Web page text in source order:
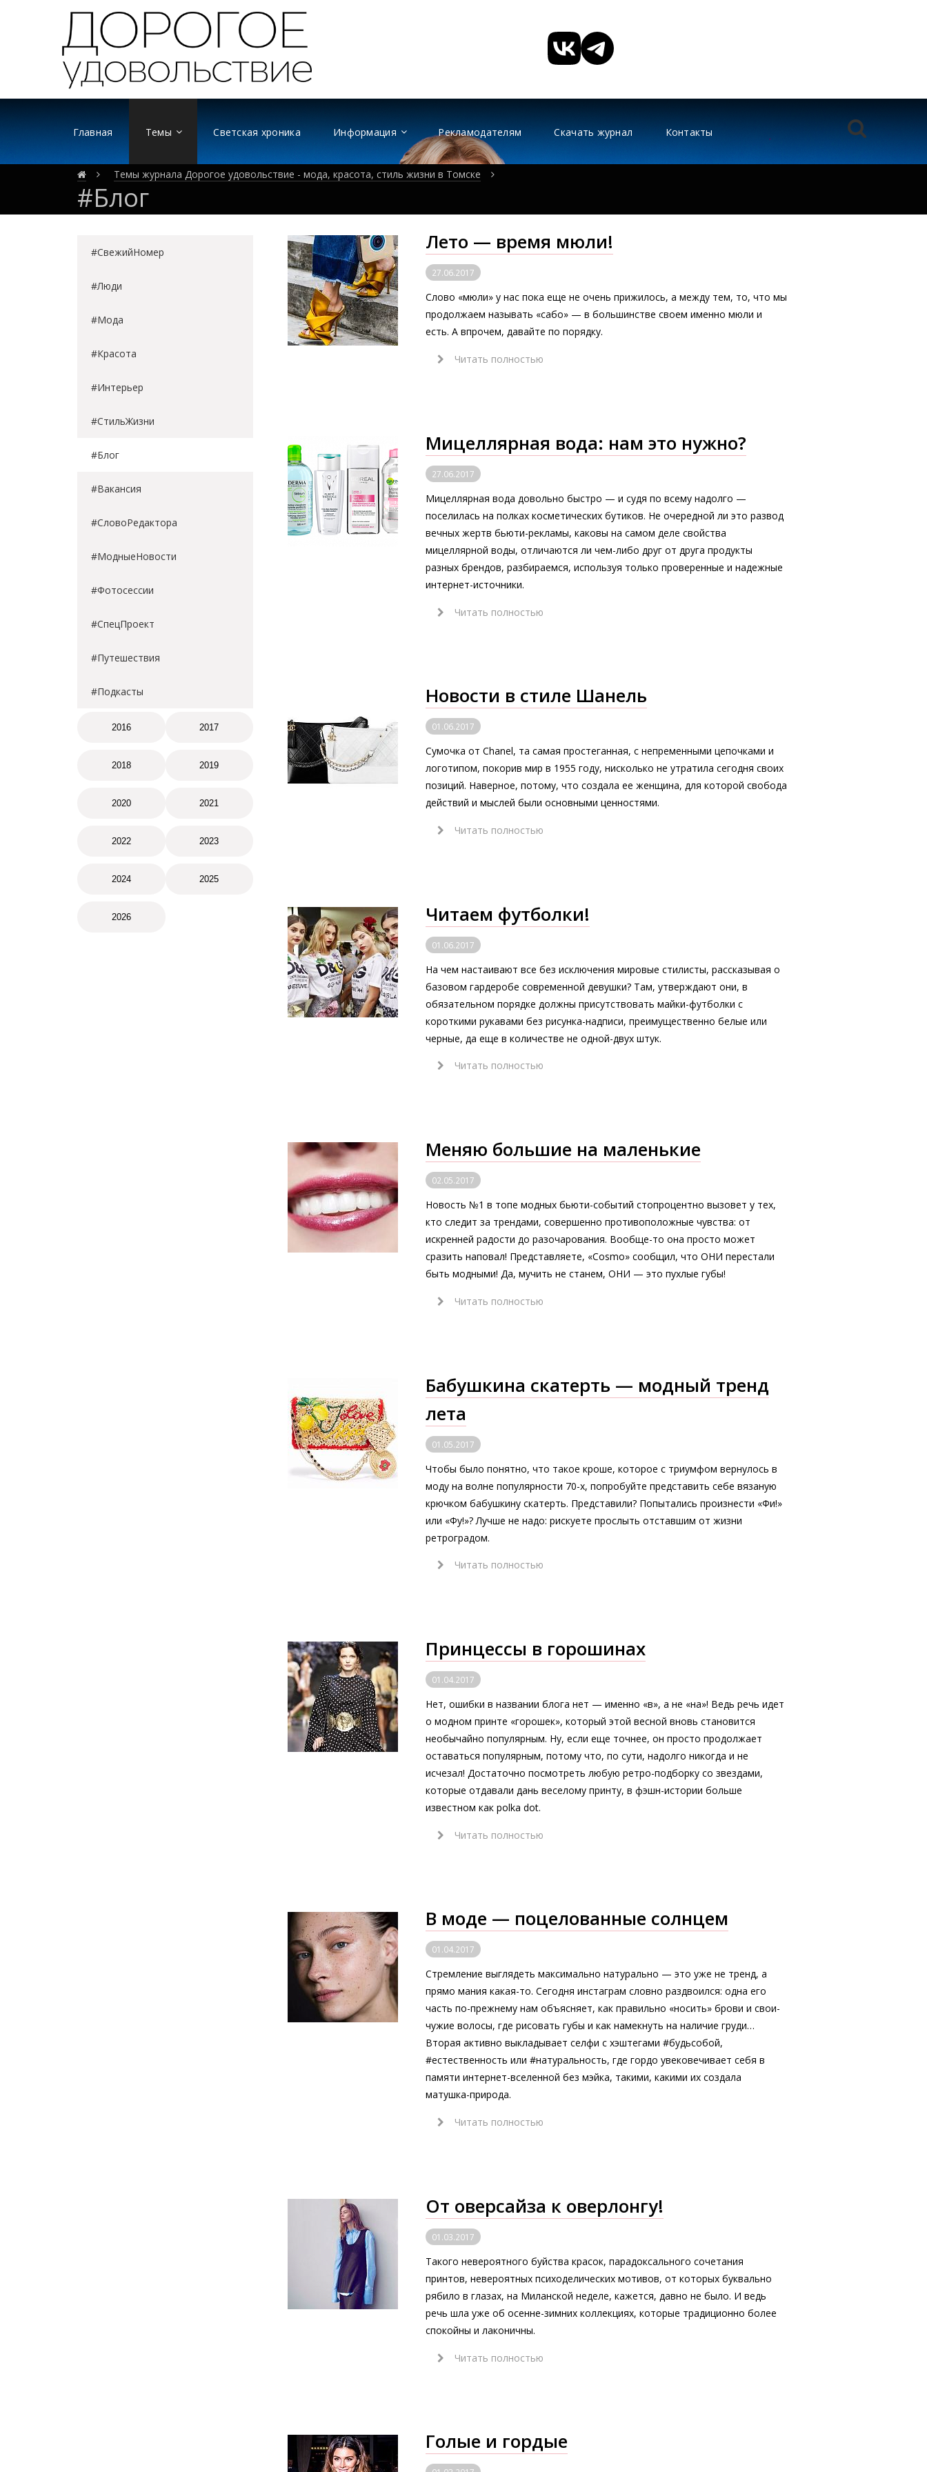
Главная Темы Светская хроника Информация Рекламодателям Скачать журнал Контакты
Темы журнала Дорогое удовольствие - мода, красота, стиль жизни в Томске
#Блог
#СвежийНомер
#Люди
#Мода
#Красота
#Интерьер
#СтильЖизни
#Блог
#Вакансия
#СловоРедактора
#МодныеНовости
#Фотосессии
#СпецПроект
#Путешествия
#Подкасты
Лето — время мюли!
27.06.2017
Слово «мюли» у нас пока еще не очень прижилось, а между тем, то, что мы
продолжаем называть «сабо» — в большинстве своем именно мюли и
есть. А впрочем, давайте по порядку.
Читать полностью
Мицеллярная вода: нам это нужно?
27.06.2017
Мицеллярная вода довольно быстро — и судя по всему надолго —
поселилась на полках косметических бутиков. Не очередной ли это развод
вечных жертв бьюти-рекламы, каковы на самом деле свойства
мицеллярной воды, отличаются ли чем-либо друг от друга продукты
разных брендов, разбираемся, используя только проверенные и надежные
интернет-источники.
Читать полностью
Новости в стиле Шанель
01.06.2017
Сумочка от Chanel, та самая простеганная, с непременными цепочками и
логотипом, покорив мир в 1955 году, нисколько не утратила сегодня своих
позиций. Наверное, потому, что создала ее женщина, для которой свобода
действий и мыслей были основными ценностями.
Читать полностью
Читаем футболки!
01.06.2017
На чем настаивают все без исключения мировые стилисты, рассказывая о
базовом гардеробе современной девушки? Там, утверждают они, в
обязательном порядке должны присутствовать майки-футболки с
короткими рукавами без рисунка-надписи, преимущественно белые или
черные, да еще в количестве не одной-двух штук.
Читать полностью
Меняю большие на маленькие
02.05.2017
Новость №1 в топе модных бьюти-событий стопроцентно вызовет у тех,
кто следит за трендами, совершенно противоположные чувства: от
искренней радости до разочарования. Вообще-то она просто может
сразить наповал! Представляете, «Сosmo» сообщил, что ОНИ перестали
быть модными! Да, мучить не станем, ОНИ — это пухлые губы!
Читать полностью
Бабушкина скатерть — модный тренд
лета
01.05.2017
Чтобы было понятно, что такое кроше, которое с триумфом вернулось в
моду на волне популярности 70-х, попробуйте представить себе вязаную
крючком бабушкину скатерть. Представили? Попытались произнести «Фи!»
или «Фу!»? Лучше не надо: рискуете прослыть отставшим от жизни
ретроградом.
Читать полностью
Принцессы в горошинах
01.04.2017
Нет, ошибки в названии блога нет — именно «в», а не «на»! Ведь речь идет
о модном принте «горошек», который этой весной вновь становится
необычайно популярным. Ну, если еще точнее, он просто продолжает
оставаться популярным, потому что, по сути, надолго никогда и не
исчезал! Достаточно посмотреть любую ретро-подборку со звездами,
которые отдавали дань веселому принту, в фэшн-истории больше
известном как polka dot.
Читать полностью
В моде — поцелованные солнцем
01.04.2017
Стремление выглядеть максимально натурально — это уже не тренд, а
прямо мания какая-то. Сегодня инстаграм словно раздвоился: одна его
часть по-прежнему нам объясняет, как правильно «носить» брови и свои-
чужие волосы, где рисовать губы и как намекнуть на наличие груди…
Вторая активно выкладывает селфи с хэштегами #будьсобой,
#естественность или #натуральность, где гордо увековечивает себя в
памяти интернет-вселенной без мэйка, такими, какими их создала
матушка-природа.
Читать полностью
От оверсайза к оверлонгу!
01.03.2017
Такого невероятного буйства красок, парадоксального сочетания
принтов, невероятных психоделических мотивов, от которых буквально
рябило в глазах, на Миланской неделе, кажется, давно не было. И ведь
речь шла уже об осенне-зимних коллекциях, которые традиционно более
спокойны и лаконичны.
Читать полностью
Голые и гордые